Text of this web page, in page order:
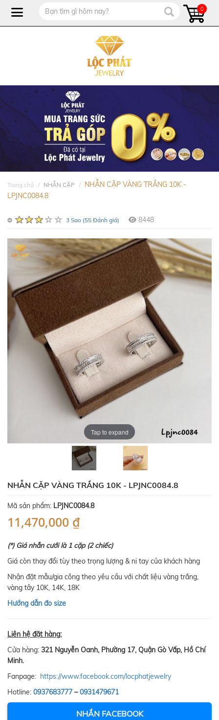
0
Trang chủ NHẪN CẶP
NHẪN CẶP VÀNG TRẮNG 10K -
LPJNC0084.8
3 Sao (55 Đánh giá) 8448
Tap to expand
NHẪN CẶP VÀNG TRẮNG 10K - LPJNC0084.8
Mã sản phẩm: LPJNC0084.8
11,470,000 ₫
(*) Giá nhẫn cưới là 1 cặp (2 chiếc)
Giá còn thay đổi tùy theo trọng lượng & ni tay của khách hàng
Nhận đặt mẫu/gia công theo yêu cầu với chất liệu vàng trắng,
vàng tây 10K, 14K, 18K
Hướng dẫn đo size
Liên hệ đặt hàng:
Cửa hàng: 321 Nguyễn Oanh, Phường 17, Quận Gò Vấp, Hồ Chí
Minh.
Fanpage: https://www.facebook.com/locphatjewelry
Hotline: 0937683777 –0931479671
NHẮN FACEBOOK